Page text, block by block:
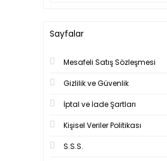
Sayfalar
Mesafeli Satış Sözleşmesi
Gizlilik ve Güvenlik
İptal ve İade Şartları
Kişisel Veriler Politikası
S.S.S.